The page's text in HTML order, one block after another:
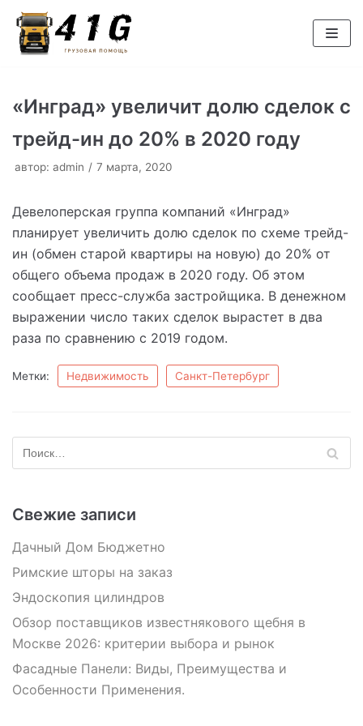
Перейти
к
«Инград» увеличит долю сделок с
трейд-ин до 20% в 2020 году
автор: admin 7 марта, 2020
Девелоперская группа компаний «Инград»
планирует увеличить долю сделок по схеме трейд-
ин (обмен старой квартиры на новую) до 20% от
общего объема продаж в 2020 году. Об этом
сообщает пресс-служба застройщика. В денежном
выражении число таких сделок вырастет в два
раза по сравнению с 2019 годом.
Метки: Недвижимость Санкт-Петербург
Свежие записи
Дачный Дом Бюджетно
Римские шторы на заказ
Эндоскопия цилиндров
Обзор поставщиков известнякового щебня в
Москве 2026: критерии выбора и рынок
Фасадные Панели: Виды, Преимущества и
Особенности Применения.